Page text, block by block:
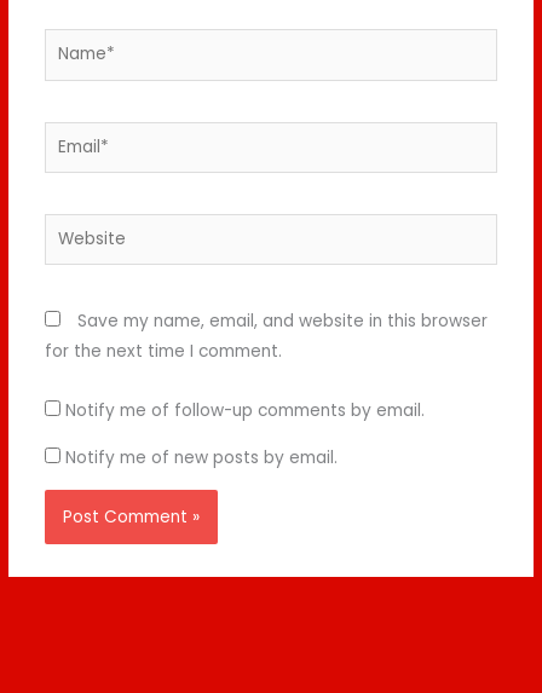
Name*
Email*
Website
Save my name, email, and website in this browser
for the next time I comment.
Notify me of follow-up comments by email.
Notify me of new posts by email.